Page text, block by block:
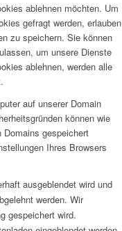
ablehnen möchten. Um
gefragt werden, erlauben
zu speichern. Sie können
um unsere Dienste
ablehnen, werden alle
auf unserer Domain
können wie
Domains gespeichert
Ihres Browsers
ausgeblendet wird und
werden. Wir
gespeichert wird.